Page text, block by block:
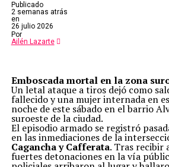
Publicado
2 semanas atrás
en
26 julio 2026
Por
Ailén Lazarte
Emboscada mortal en la zona
Un letal ataque a tiros dejó como
fallecido y una mujer internada en
noche de este sábado en el barrio
suroeste de la ciudad.
El episodio armado se registró
en las inmediaciones de la
Cagancha y Cafferata. Tras recibir
fuertes detonaciones en la vía